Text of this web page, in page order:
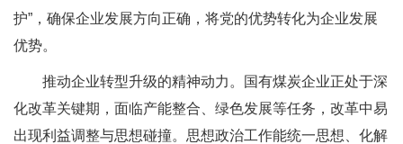
护”，确保企业发展方向正确，将党的优势转化为企业发展
优势。
推动企业转型升级的精神动力。国有煤炭企业正处于深
化改革关键期，面临产能整合、绿色发展等任务，改革中易
出现利益调整与思想碰撞。思想政治工作能统一思想、化解